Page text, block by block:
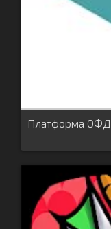
Платформа ОФД